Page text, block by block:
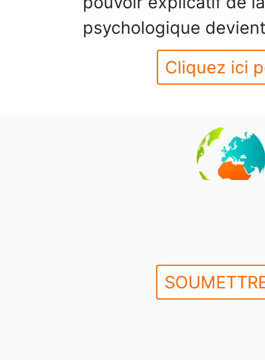
psychologique
Cliquez ici